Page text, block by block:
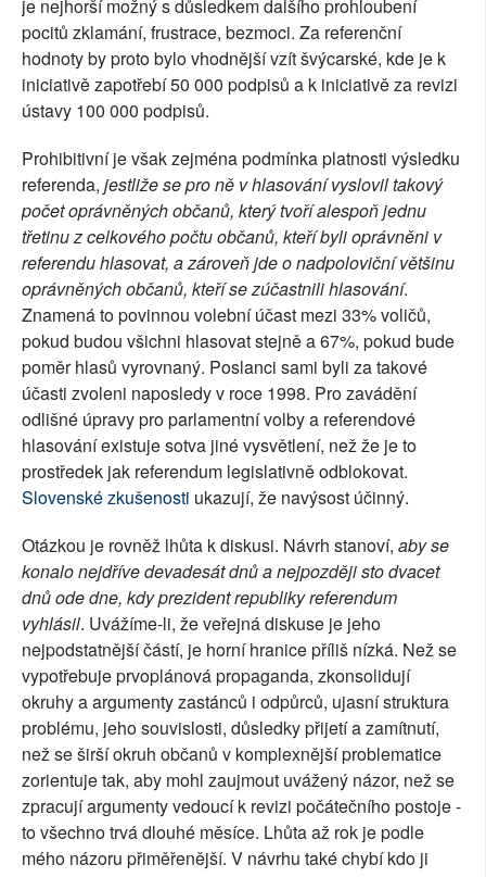
je nejhorší možný s důsledkem dalšího prohloubení
pocitů zklamání, frustrace, bezmoci. Za referenční
hodnoty by proto bylo vhodnější vzít švýcarské, kde je k
iniciativě zapotřebí 50 000 podpisů a k iniciativě za revizi
ústavy 100 000 podpisů.
Prohibitivní je však zejména podmínka platnosti výsledku
referenda, jestliže se pro ně v hlasování vyslovil takový
počet oprávněných občanů, který tvoří alespoň jednu
třetinu z celkového počtu občanů, kteří byli oprávněni v
referendu hlasovat, a zároveň jde o nadpoloviční většinu
oprávněných občanů, kteří se zúčastnili hlasování.
Znamená to povinnou volební účast mezi 33% voličů,
pokud budou všichni hlasovat stejně a 67%, pokud bude
poměr hlasů vyrovnaný. Poslanci sami byli za takové
účasti zvoleni naposledy v roce 1998. Pro zavádění
odlišné úpravy pro parlamentní volby a referendové
hlasování existuje sotva jiné vysvětlení, než že je to
prostředek jak referendum legislativně odblokovat.
Slovenské zkušenosti ukazují, že navýsost účinný.
Otázkou je rovněž lhůta k diskusi. Návrh stanoví, aby se
konalo nejdříve devadesát dnů a nejpozději sto dvacet
dnů ode dne, kdy prezident republiky referendum
vyhlásil. Uvážíme-li, že veřejná diskuse je jeho
nejpodstatnější částí, je horní hranice příliš nízká. Než se
vypotřebuje prvoplánová propaganda, zkonsolidují
okruhy a argumenty zastánců i odpůrců, ujasní struktura
problému, jeho souvislosti, důsledky přijetí a zamítnutí,
než se širší okruh občanů v komplexnější problematice
zorientuje tak, aby mohl zaujmout uvážený názor, než se
zpracují argumenty vedoucí k revizi počátečního postoje -
to všechno trvá dlouhé měsíce. Lhůta až rok je podle
mého názoru přiměřenější. V návrhu také chybí kdo ji